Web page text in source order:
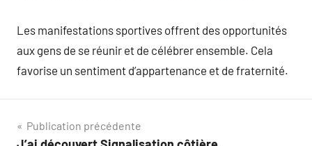
Les manifestations sportives offrent des opportunités
aux gens de se réunir et de célébrer ensemble. Cela
favorise un sentiment d’appartenance et de fraternité.
Navigation
Publication précédente